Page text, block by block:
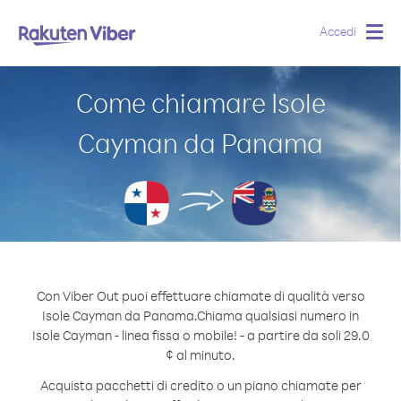
Accedi
Come chiamare Isole
Cayman da Panama
Con Viber Out puoi effettuare chiamate di qualità verso
Isole Cayman da Panama.Chiama qualsiasi numero in
Isole Cayman - linea fissa o mobile! - a partire da soli 29.0
¢ al minuto.
Acquista pacchetti di credito o un piano chiamate per